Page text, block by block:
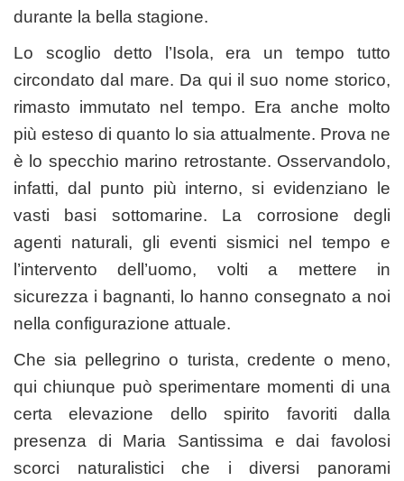
durante la bella stagione.
Lo scoglio detto l’Isola, era un tempo tutto
circondato dal mare. Da qui il suo nome storico,
rimasto immutato nel tempo. Era anche molto
più esteso di quanto lo sia attualmente. Prova ne
è lo specchio marino retrostante. Osservandolo,
infatti, dal punto più interno, si evidenziano le
vasti basi sottomarine. La corrosione degli
agenti naturali, gli eventi sismici nel tempo e
l’intervento dell’uomo, volti a mettere in
sicurezza i bagnanti, lo hanno consegnato a noi
nella configurazione attuale.
Che sia pellegrino o turista, credente o meno,
qui chiunque può sperimentare momenti di una
certa elevazione dello spirito favoriti dalla
presenza di Maria Santissima e dai favolosi
scorci naturalistici che i diversi panorami